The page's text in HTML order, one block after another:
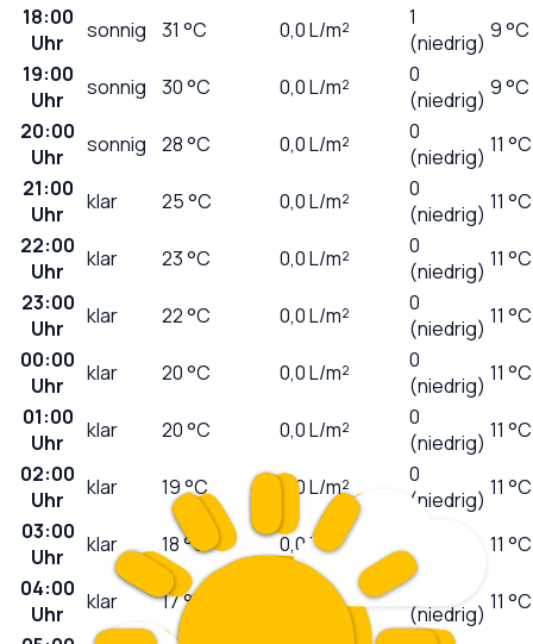
18:00
Uhr
sonnig 31 °C 0,0L/m²
1
(niedrig) 9 °C
19:00
Uhr
sonnig 30°C 0,0L/m²
0
(niedrig) 9 °C
20:00
Uhr
sonnig 28°C 0,0L/m²
0
(niedrig) 11 °C
21:00
Uhr
klar 25°C 0,0L/m²
0
(niedrig) 11 °C
22:00
Uhr
klar 23°C 0,0L/m²
0
(niedrig) 11 °C
23:00
Uhr
klar 22°C 0,0L/m²
0
(niedrig) 11 °C
00:00
Uhr
klar 20°C 0,0L/m²
0
(niedrig) 11 °C
01:00
Uhr
klar 20°C 0,0L/m²
0
(niedrig) 11 °C
02:00
Uhr
klar 19°C 0,0L/m²
0
(niedrig) 11 °C
03:00
Uhr
klar 18°C 0,0L/m²
(niedrig)
11 °C
04:00
Uhr
klar 17°C L/m²
0
(niedrig) 11 °C